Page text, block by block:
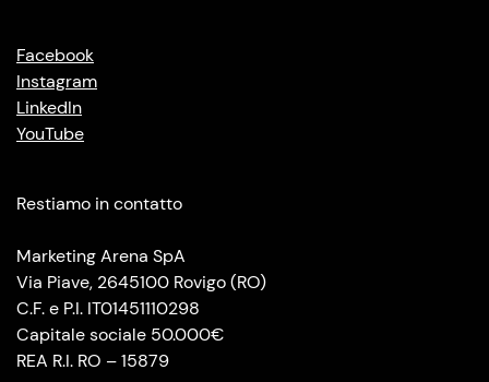
Facebook
Instagram
LinkedIn
YouTube
Restiamo in contatto
Marketing Arena SpA
Via Piave, 2645100 Rovigo (RO)
C.F. e P.I. IT01451110298
Capitale sociale 50.000€
REA R.I. RO – 15879